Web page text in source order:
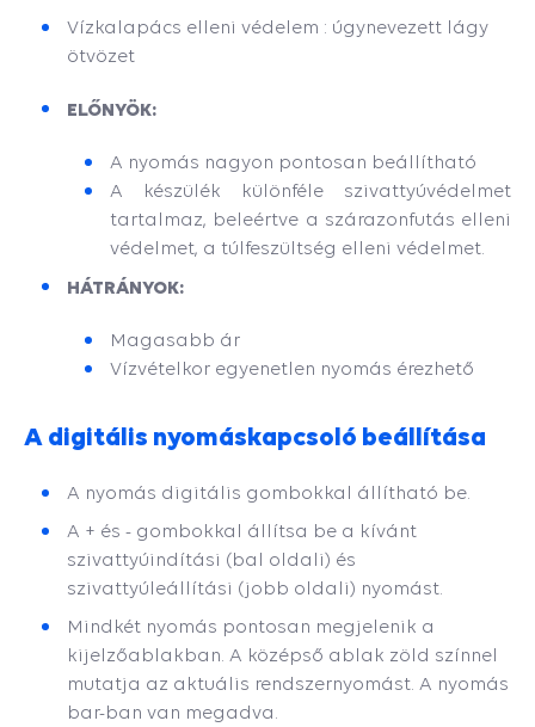
Vízkalapács elleni védelem : úgynevezett lágy
ötvözet
ELŐNYÖK:
A nyomás nagyon pontosan beállítható
A készülék különféle szivattyúvédelmet
tartalmaz, beleértve a szárazonfutás elleni
védelmet, a túlfeszültség elleni védelmet.
HÁTRÁNYOK:
Magasabb ár
Vízvételkor egyenetlen nyomás érezhető
A digitális nyomáskapcsoló beállítása
A nyomás digitális gombokkal állítható be.
A + és - gombokkal állítsa be a kívánt
szivattyúindítási (bal oldali) és
szivattyúleállítási (jobb oldali) nyomást.
Mindkét nyomás pontosan megjelenik a
kijelzőablakban. A középső ablak zöld színnel
mutatja az aktuális rendszernyomást. A nyomás
bar-ban van megadva.